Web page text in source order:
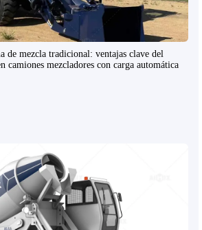
de mezcla tradicional: ventajas clave del
camiones mezcladores con carga automática